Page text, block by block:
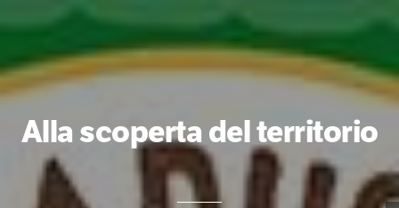
Alla scoperta del territorio